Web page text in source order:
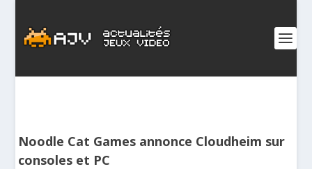
Noodle Cat Games annonce Cloudheim sur
consoles et PC